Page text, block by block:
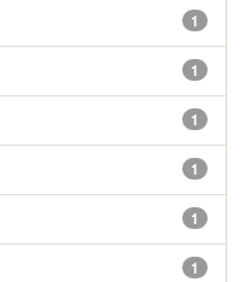
1
1
1
1
1
1